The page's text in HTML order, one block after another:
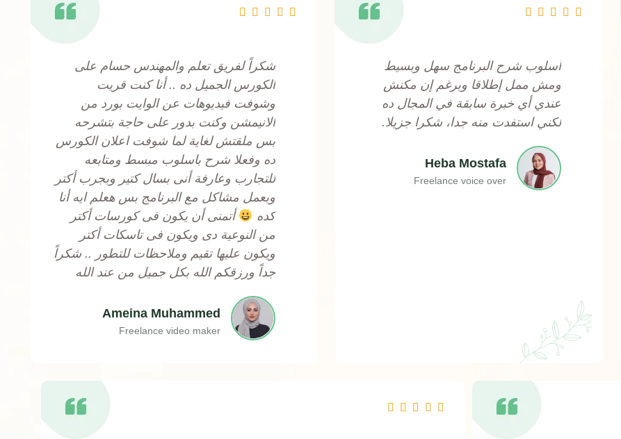





R
e
d
5
o
u
o
أسلوب شرح البرنامج سهل وبسيط
ومش ممل إطلاقا وبرغم إن مكنش
عندي أي خبرة سابقة في المجال ده
لكني استفدت منه جدا، شكرا جزيلا.
Heba Mostafa
Freelance voice over





e
d
5
o
u
t
o
f
شكراً لفريق تعلم والمهندس حسام على
الكورس الجميل ده .. أنا كنت قريت
وشوفت فيديوهات عن الوايت بورد من
الانيمشن وكنت بدور على حاجة بتشرحه
بس ملقتش لغاية لما شوفت اعلان الكورس
ده وفعلا شرح باسلوب مبسط ومتابعه
للتجارب وعارفة أنى بسال كتير وبجرب أكتر
وبعمل مشاكل مع البرنامج بس هعلم ايه أنا
كده
أتمنى أن يكون فى كورسات أكتر
من النوعية دى ويكون فى تاسكات أكتر
ويكون عليها تقيم وملاحظات للتطور .. شكراً
جداً ورزقكم الله بكل جميل من عند الله
Ameina Muhammed
Freelance video maker




